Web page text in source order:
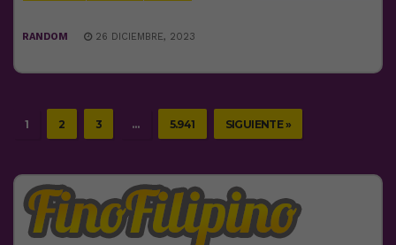
RANDOM 26 DICIEMBRE, 2023
1 2 3 … 5.941 SIGUIENTE »